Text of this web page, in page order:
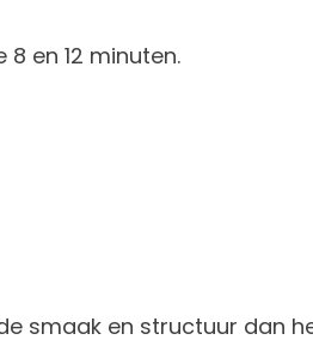
en 12 minuten.
smaak en structuur dan